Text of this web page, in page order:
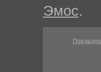
Эмос.